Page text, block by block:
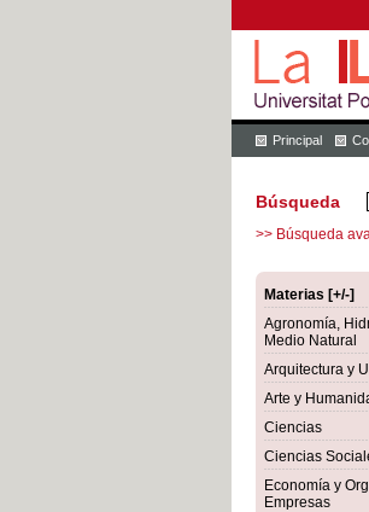
Principal
Búsqueda
>> Búsqueda
Materias [+/-]
Agronomía,
Medio Natural
Arquitectura y
Arte y
Ciencias
Ciencias
Economía y
Empresas